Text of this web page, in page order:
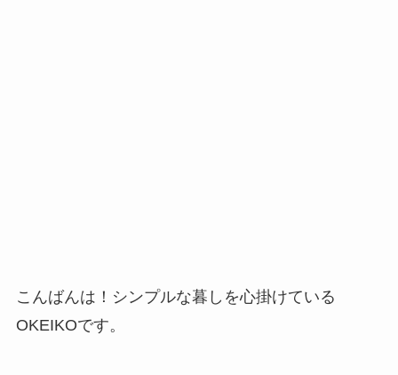
こんばんは！シンプルな暮しを心掛けている
OKEIKOです。